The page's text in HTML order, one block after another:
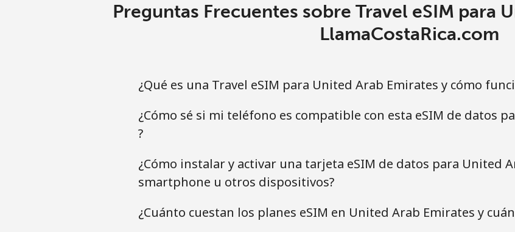
Preguntas Frecuentes sobre Travel eSIM para
LlamaCostaRica.com
¿Qué es una Travel eSIM para United Arab Emirates y cómo
¿Cómo sé si mi teléfono es compatible con esta eSIM de datos
?
¿Cómo instalar y activar una tarjeta eSIM de datos para United
smartphone u otros dispositivos?
¿Cuánto cuestan los planes eSIM en United Arab Emirates y